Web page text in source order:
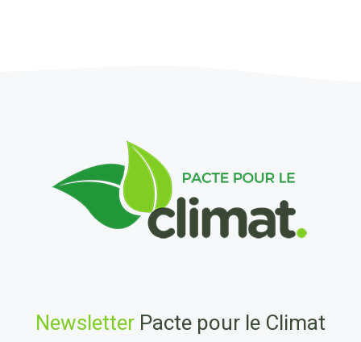
Newsletter Pacte pour le Climat